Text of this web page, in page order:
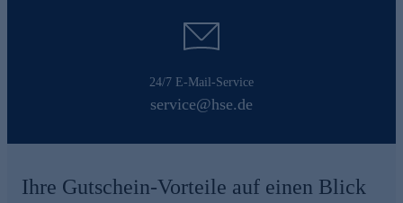
24/7 E-Mail-Service
service@hse.de
Ihre Gutschein-Vorteile auf einen Blick